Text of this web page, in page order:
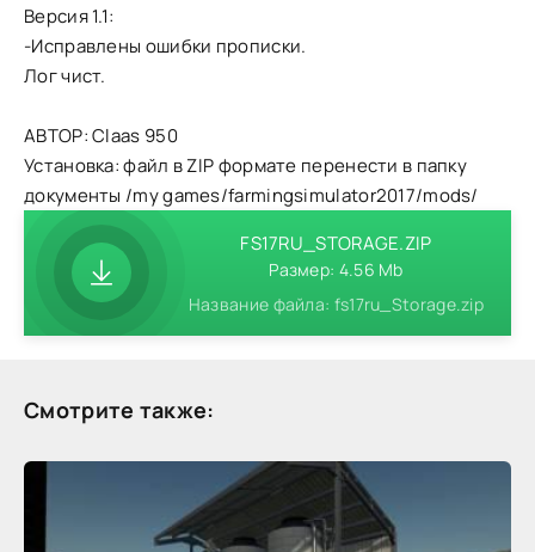
Версия 1.1:
-Исправлены ошибки прописки.
Лог чист.
АВТОР: Claas 950
Установка: файл в ZIP формате перенести в папку
документы /my games/farmingsimulator2017/mods/
FS17RU_STORAGE.ZIP
Размер: 4.56 Mb
Название файла: fs17ru_Storage.zip
Смотрите также: